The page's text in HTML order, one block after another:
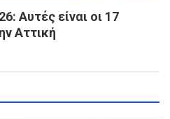
Αυτές είναι οι 17
Αττική